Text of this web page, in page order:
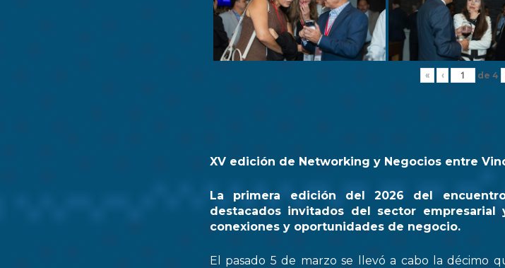
« ‹ de 4
XV edición de Networking y Negocios entre
La primera edición del 2026 del
destacados invitados del sector
conexiones y oportunidades de negocio.
El pasado 5 de marzo se llevó a cabo la décimo